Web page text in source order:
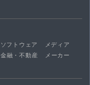
ソフトウェア
メディア
金融・不動産
メーカー